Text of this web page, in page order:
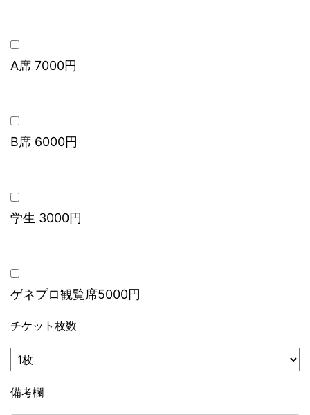
A席 7000円
B席 6000円
学生 3000円
ゲネプロ観覧席5000円
チケット枚数
備考欄